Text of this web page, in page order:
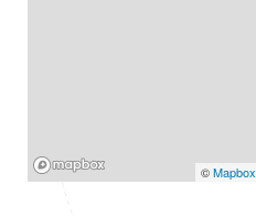
©Mapbox